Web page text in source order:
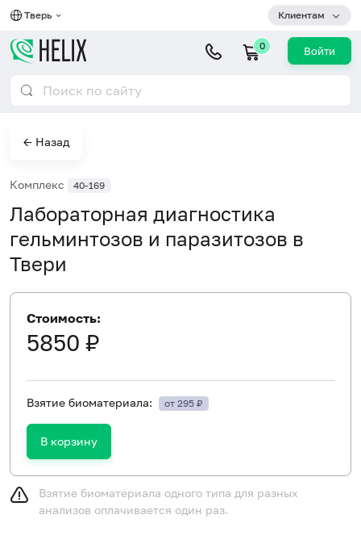
Тверь Клиентам
0 Войти
← Назад
Комплекс 40-169
Лабораторная диагностика
гельминтозов и паразитозов в
Твери
Стоимость:
5850 ₽
Взятие биоматериала: от 295 ₽
В корзину
Взятие биоматериала одного типа для разных
анализов оплачивается один раз.